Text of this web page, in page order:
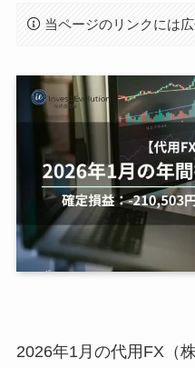
当ページのリンクには
2026年1月の代用FX（